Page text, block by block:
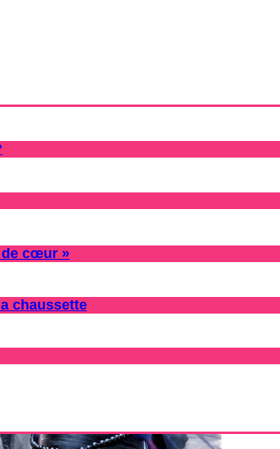
de cœur »
chaussette